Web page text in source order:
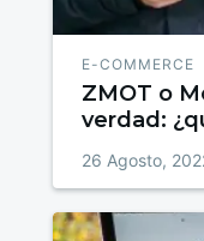
E-COMMERCE
ZMOT o
verdad:
26 Agosto,